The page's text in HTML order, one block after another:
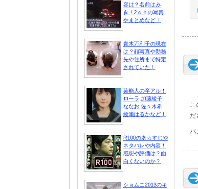
こ
だ
パ
容は？名前はみ
き！2ｃｈの写真
やまとめなど！
青木万利子の現在
は？顔写真や勤務
先や住所まで特定
されていた！
芸能人の卒アル！
ローラ,加藤綾子,
ななお,佐々木希,
綾瀬はるかなど！
R100のあらすじや
ネタバレや内容！
感想や評価は？面
白くないのか？
ショムニ2013のキ